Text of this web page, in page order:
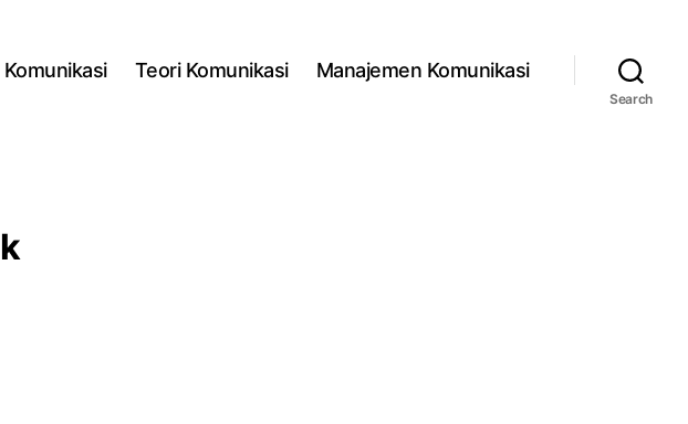
Teori Komunikasi Manajemen Komunikasi
Search